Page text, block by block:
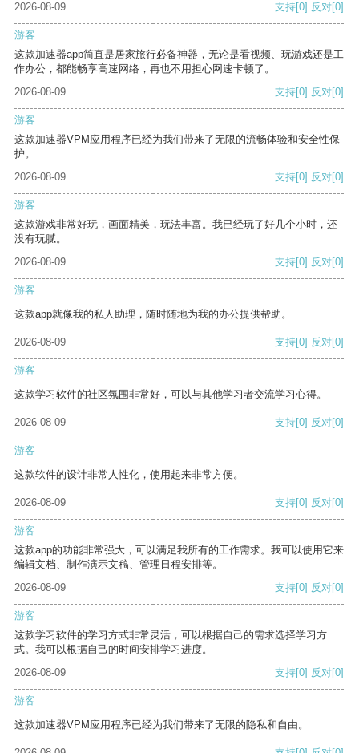
2026-08-09 支持[0] 反对[0]
游客
这款加速器app简直是居家旅行必备神器，无论是看视频、玩游戏还是工
作办公，都能畅享高速网络，再也不用担心网速卡顿了。
2026-08-09
支持[0] 反对[0]
游客
这款加速器VPM应用程序已经为我们带来了无限的流畅体验和安全性保
护。
2026-08-09
支持[0] 反对[0]
游客
这款游戏非常好玩，画面精美，玩法丰富。我已经玩了好几个小时，还
没有玩腻。
2026-08-09
支持[0] 反对[0]
游客
这款app就像我的私人助理，随时随地为我的办公提供帮助。
2026-08-09 支持[0] 反对[0]
游客
这款学习软件的社区氛围非常好，可以与其他学习者交流学习心得。
2026-08-09 支持[0] 反对[0]
游客
这款软件的设计非常人性化，使用起来非常方便。
2026-08-09 支持[0] 反对[0]
游客
这款app的功能非常强大，可以满足我所有的工作需求。我可以使用它来
编辑文档、制作演示文稿、管理日程安排等。
2026-08-09
支持[0] 反对[0]
游客
这款学习软件的学习方式非常灵活，可以根据自己的需求选择学习方
式。我可以根据自己的时间安排学习进度。
2026-08-09
支持[0] 反对[0]
游客
这款加速器VPM应用程序已经为我们带来了无限的隐私和自由。